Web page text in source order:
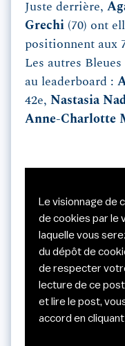
Juste derrière,
Grechi (70) ont
positionnent aux
Les autres
au leaderboard :
42e, Nastasia
Anne-Charlotte
Le visionnage
de cookies par le
laquelle vous
du dépôt de
de respecter
lecture de ce
et lire le post,
accord en